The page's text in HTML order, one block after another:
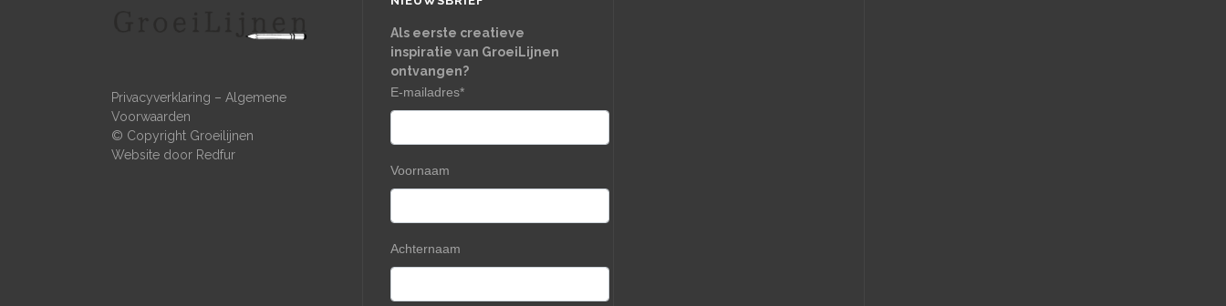
Privacyverklaring – Algemene
Voorwaarden
© Copyright Groeilijnen
Website door Redfur
Als eerste creatieve
inspiratie van GroeiLijnen
ontvangen?
E-mailadres*
Voornaam
Achternaam